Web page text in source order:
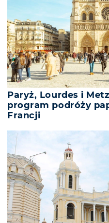
Paryż, Lourdes i
program podróży
Francji